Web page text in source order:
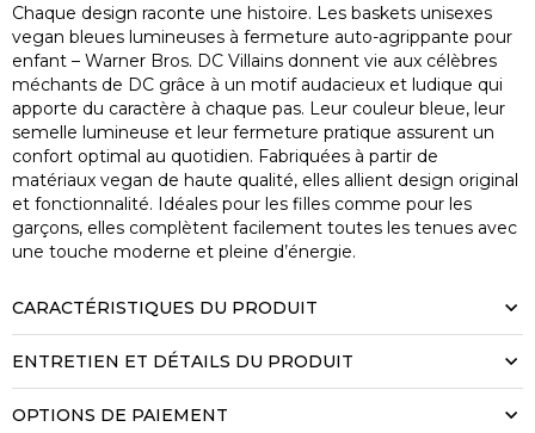
Chaque design raconte une histoire. Les baskets unisexes
vegan bleues lumineuses à fermeture auto-agrippante pour
enfant – Warner Bros. DC Villains donnent vie aux célèbres
méchants de DC grâce à un motif audacieux et ludique qui
apporte du caractère à chaque pas. Leur couleur bleue, leur
semelle lumineuse et leur fermeture pratique assurent un
confort optimal au quotidien. Fabriquées à partir de
matériaux vegan de haute qualité, elles allient design original
et fonctionnalité. Idéales pour les filles comme pour les
garçons, elles complètent facilement toutes les tenues avec
une touche moderne et pleine d’énergie.
CARACTÉRISTIQUES DU PRODUIT
ENTRETIEN ET DÉTAILS DU PRODUIT
OPTIONS DE PAIEMENT